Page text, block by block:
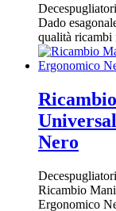
Decespugliatori
Dado
qualità ricambi
Nero
Decespugliatori
Ricambio
Ergonomico